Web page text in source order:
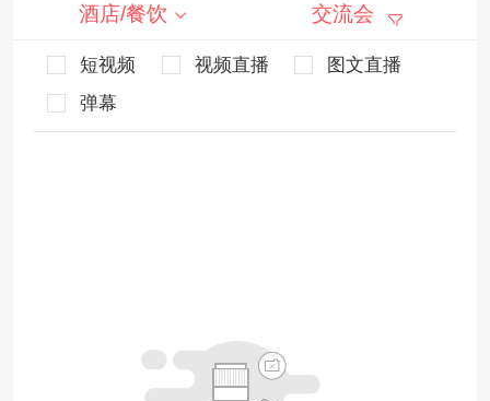
酒店/餐饮 交流会
短视频 视频直播
图文直播
弹幕